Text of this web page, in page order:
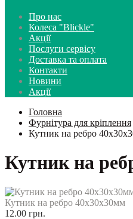
Про нас
Колеса "Blickle"
Акції
Послуги сервісу
Доставка та оплата
Контакти
Новини
Акції
Головна
Фурнітура для кріплення
Кутник на ребро
Кутник на
Кутник на ребро 40х30х30мм
12.00 грн.